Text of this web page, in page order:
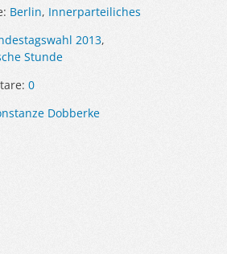
Berlin, Innerparteiliches
2013,
Stunde
0
Dobberke